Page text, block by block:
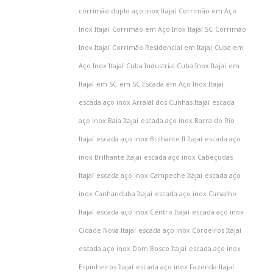
corrimão duplo aço inox Itajaí Corrimão em Aço
Inox Itajaí Corrimão em Aço Inox Itajaí SC Corrimão
Inox Itajaí Corrimão Residencial em Itajaí Cuba em
Aço Inox Itajaí Cuba Industrial Cuba Inox Itajaí em
Itajaí em SC em SC Escada em Aço Inox Itajaí
escada aço inox Arraial dos Cunhas Itajaí escada
aço inox Baia Itajaí escada aço inox Barra do Rio
Itajaí escada aço inox Brilhante II Itajaí escada aço
inox Brilhante Itajaí escada aço inox Cabeçudas
Itajaí escada aço inox Campeche Itajaí escada aço
inox Canhanduba Itajaí escada aço inox Carvalho
Itajaí escada aço inox Centro Itajaí escada aço inox
Cidade Nova Itajaí escada aço inox Cordeiros Itajaí
escada aço inox Dom Bosco Itajaí escada aço inox
Espinheiros Itajaí escada aço inox Fazenda Itajaí